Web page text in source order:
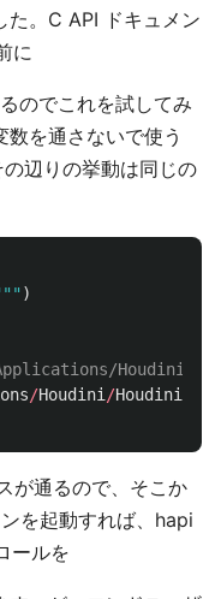
た。C API ドキュメン
に
のでこれを試してみ
を通さないで使う
辺りの挙動は同じの
)
/Houdini /Houdini18
が通るので、そこか
を起動すれば、hapi
ールを